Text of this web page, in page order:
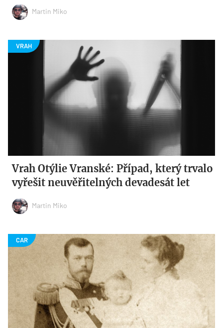
Martin Miko
Vrah Otýlie Vranské: Případ, který trvalo
vyřešit neuvěřitelných devadesát let
Martin Miko